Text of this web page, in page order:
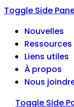
Toggle Side
Nouvelles
Ressources
Liens utiles
À propos
Nous
Toggle Side